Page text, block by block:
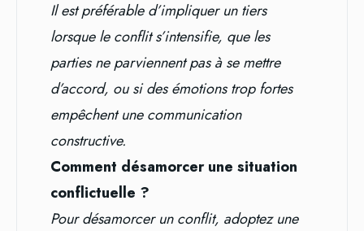
Il est préférable d’impliquer un tiers
lorsque le conflit s’intensifie, que les
parties ne parviennent pas à se mettre
d’accord, ou si des émotions trop fortes
empêchent une communication
constructive.
Comment désamorcer une situation
conflictuelle ?
Pour désamorcer un conflit, adoptez une